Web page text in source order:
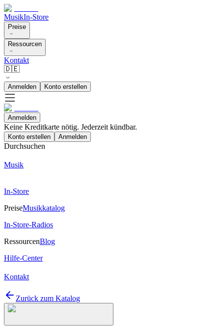
MusikIn-Store
Preise
Ressourcen
Kontakt
🇩🇪
Anmelden Konto erstellen
Anmelden
Keine Kreditkarte nötig. Jederzeit kündbar.
Konto erstellen Anmelden
Durchsuchen
Musik
In-Store
PreiseMusikkatalog
In-Store-Radios
RessourcenBlog
Hilfe-Center
Kontakt
Zurück zum Katalog